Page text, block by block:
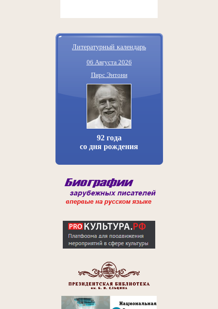
Литературный календарь
06 Августа 2026
Пирс Энтони
92 года
со дня рождения